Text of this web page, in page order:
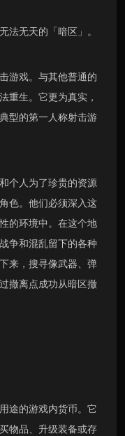
法无天的「暗区」。
游戏。与其他普通的
重生。它更为真实，
型的第一人称射击游
个人为了珍贵的资源
色。他们必须深入这
的环境中。在这个地
争和混乱留下的各种
来，搜寻像武器、弹
撤离点成功从暗区撤
途的游戏内货币。它
物品、升级装备或存